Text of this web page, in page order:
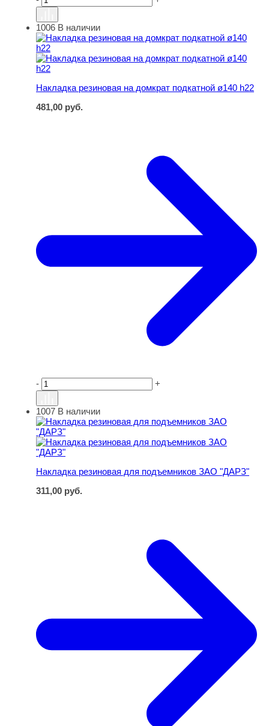
Накладка резиновая на домкрат подкатной ø140 h22
1006 В наличии
Накладка резиновая на домкрат подкатной ø140 h22
481,00 руб.
- +
Накладка резиновая для подъемников ЗАО "ДАРЗ"
1007 В наличии
Накладка резиновая для подъемников ЗАО "ДАРЗ"
311,00 руб.